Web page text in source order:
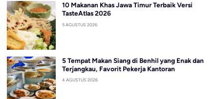
10 Makanan Khas Jawa Timur Terbaik Versi
TasteAtlas 2026
5 AGUSTUS 2026
5 Tempat Makan Siang di Benhil yang Enak dan
Terjangkau, Favorit Pekerja Kantoran
4 AGUSTUS 2026